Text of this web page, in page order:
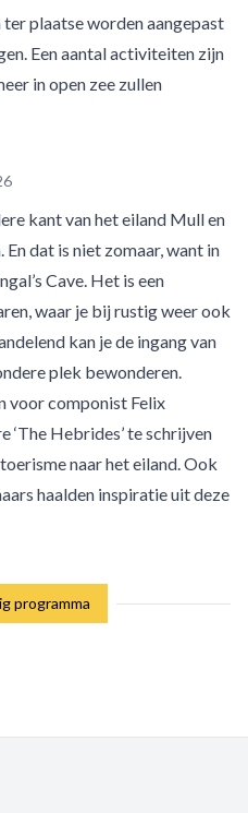
plaatse worden aangepast
Een aantal activiteiten zijn
in open zee zullen
kant van het eiland Mull en
dat is niet zomaar, want in
Cave. Het is een
waar je bij rustig weer ook
kan je de ingang van
plek bewonderen.
voor componist Felix
‘The Hebrides’ te schrijven
naar het eiland. Ook
haalden inspiratie uit deze
programma